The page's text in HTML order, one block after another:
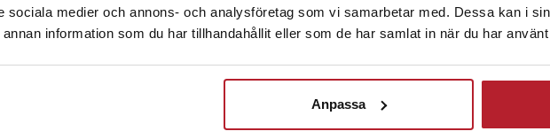
sociala medier och annons- och analysföretag som vi samarbetar med. Dessa kan i
annan information som du har tillhandahållit eller som de har samlat in när du har
Anpassa
Visa fler recensioner